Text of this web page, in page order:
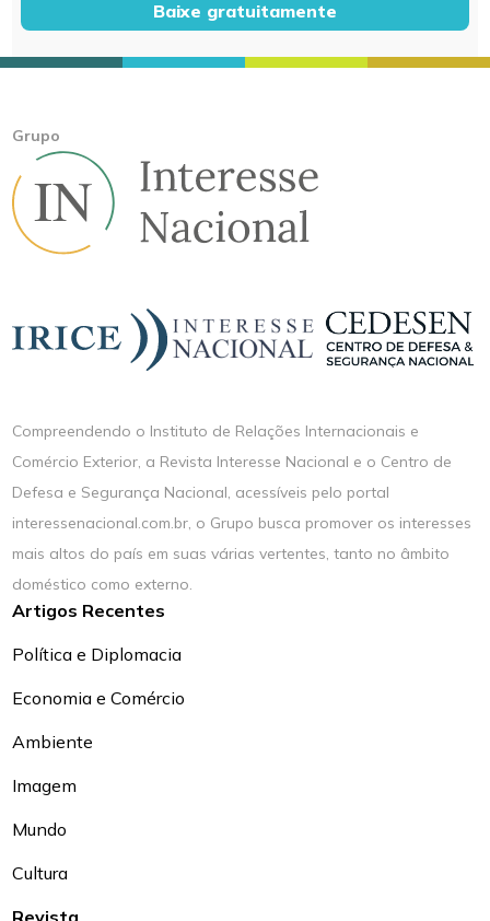
Baixe gratuitamente
Grupo
Compreendendo o Instituto de Relações Internacionais e
Comércio Exterior, a Revista Interesse Nacional e o Centro de
Defesa e Segurança Nacional, acessíveis pelo portal
interessenacional.com.br, o Grupo busca promover os interesses
mais altos do país em suas várias vertentes, tanto no âmbito
doméstico como externo.
Artigos Recentes
Política e Diplomacia
Economia e Comércio
Ambiente
Imagem
Mundo
Cultura